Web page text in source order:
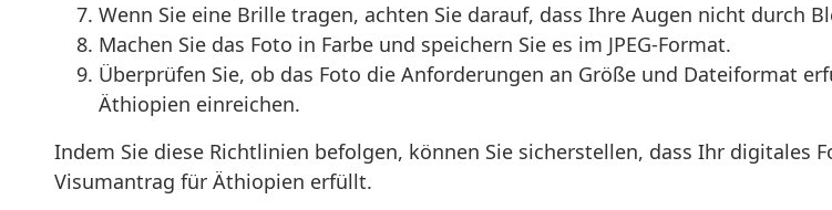
Wenn Sie eine Brille tragen, achten Sie darauf, dass Ihre Augen nicht durch
Machen Sie das Foto in Farbe und speichern Sie es im JPEG-Format.
Überprüfen Sie, ob das Foto die Anforderungen an Größe und Dateiformat
Äthiopien einreichen.
Indem Sie diese Richtlinien befolgen, können Sie sicherstellen, dass Ihr digitales
Visumantrag für Äthiopien erfüllt.